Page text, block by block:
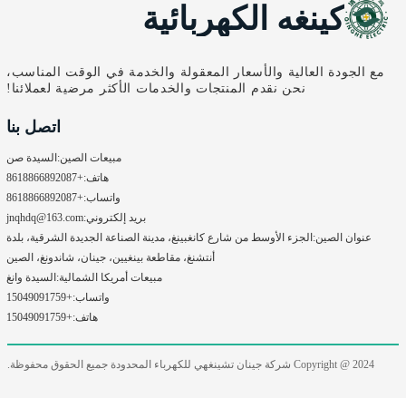
كينغه الكهربائية
مع الجودة العالية والأسعار المعقولة والخدمة في الوقت المناسب،
نحن نقدم المنتجات والخدمات الأكثر مرضية لعملائنا!
اتصل بنا
مبيعات الصين: السيدة صن
هاتف:+8618866892087
واتساب:+8618866892087
بريد إلكتروني:jnqhdq@163.com
عنوان الصين: الجزء الأوسط من شارع كانغبينغ، مدينة الصناعة الجديدة الشرقية، بلدة
أنتشنغ، مقاطعة بينغيين، جينان، شاندونغ، الصين
مبيعات أمريكا الشمالية: السيدة وانغ
واتساب:+15049091759
هاتف:+15049091759
Copyright @ 2024 شركة جينان تشينغهي للكهرباء المحدودة جميع الحقوق محفوظة.